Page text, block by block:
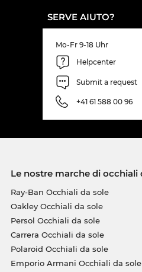
SERVE AIUTO?
Mo-Fr 9-18 Uhr
Helpcenter
Submit a request
+41 61 588 00 96
Le nostre marche di occhiali
Ray-Ban Occhiali da sole
Oakley Occhiali da sole
Persol Occhiali da sole
Carrera Occhiali da sole
Polaroid Occhiali da sole
Emporio Armani Occhiali da sole